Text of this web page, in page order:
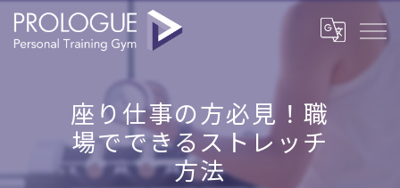
座り仕事の方必見！職
場でできるストレッチ
方法